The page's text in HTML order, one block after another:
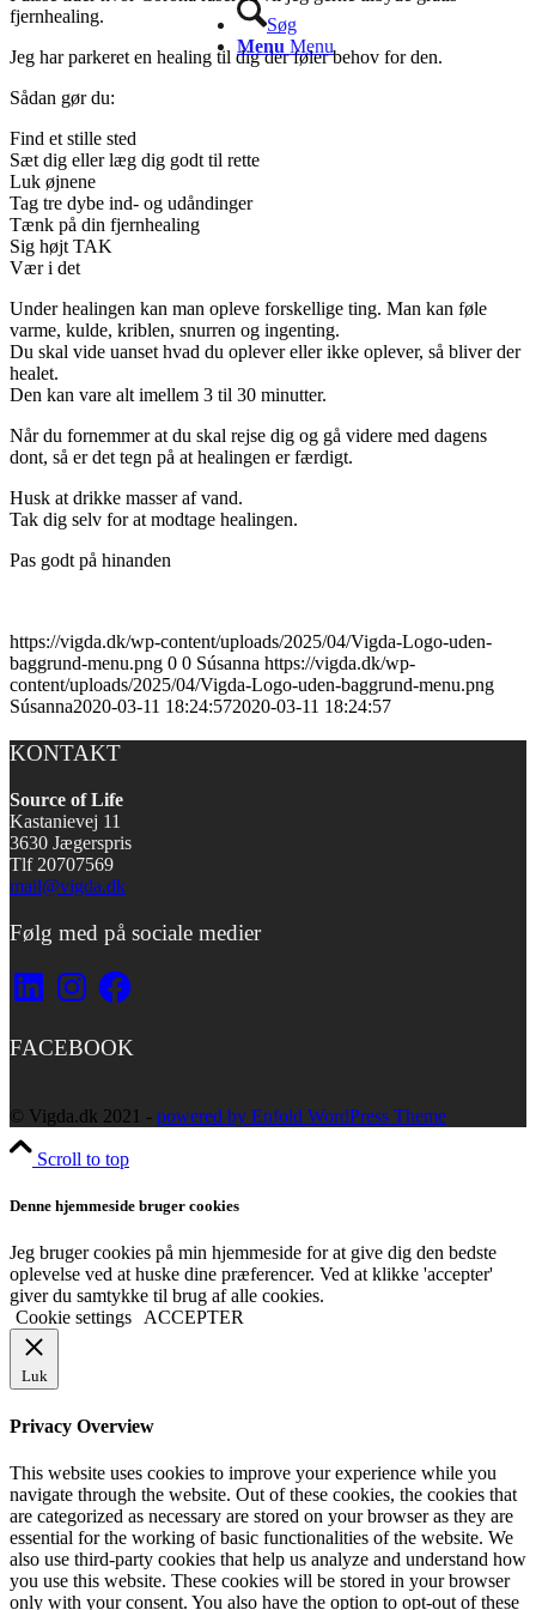
Søg
Menu Menu
fjernhealing.
Jeg har parkeret en healing til dig der føler behov for den.
Sådan gør du:
Find et stille sted
Sæt dig eller læg dig godt til rette
Luk øjnene
Tag tre dybe ind- og udåndinger
Tænk på din fjernhealing
Sig højt TAK
Vær i det
Under healingen kan man opleve forskellige ting. Man kan føle
varme, kulde, kriblen, snurren og ingenting.
Du skal vide uanset hvad du oplever eller ikke oplever, så bliver der
healet.
Den kan vare alt imellem 3 til 30 minutter.
Når du fornemmer at du skal rejse dig og gå videre med dagens
dont, så er det tegn på at healingen er færdigt.
Husk at drikke masser af vand.
Tak dig selv for at modtage healingen.
Pas godt på hinanden
https://vigda.dk/wp-content/uploads/2025/04/Vigda-Logo-uden-
baggrund-menu.png 0 0 Súsanna https://vigda.dk/wp-
content/uploads/2025/04/Vigda-Logo-uden-baggrund-menu.png
Súsanna2020-03-11 18:24:572020-03-11 18:24:57
KONTAKT
Source of Life
Kastanievej 11
3630 Jægerspris
Tlf 20707569
mail@vigda.dk
Følg med på sociale medier
LinkedInInstagramFacebook
FACEBOOK
© Vigda.dk 2021 - powered by Enfold WordPress Theme
Scroll to top
Denne hjemmeside bruger cookies
Jeg bruger cookies på min hjemmeside for at give dig den bedste
oplevelse ved at huske dine præferencer. Ved at klikke 'accepter'
giver du samtykke til brug af alle cookies.
Cookie settings
ACCEPTER
Luk
Privacy Overview
This website uses cookies to improve your experience while you
navigate through the website. Out of these cookies, the cookies that
are categorized as necessary are stored on your browser as they are
essential for the working of basic functionalities of the website. We
also use third-party cookies that help us analyze and understand how
you use this website. These cookies will be stored in your browser
only with your consent. You also have the option to opt-out of these